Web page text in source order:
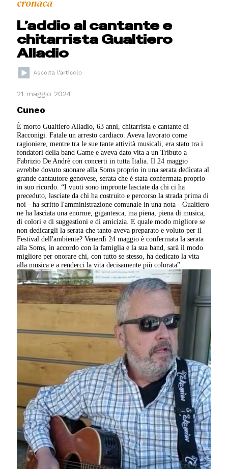
cronaca
L’addio al cantante e
chitarrista Gualtiero
Alladio
21 maggio 2024
Cuneo
È morto Gualtiero Alladio, 63 anni, chitarrista e cantante di
Racconigi. Fatale un arresto cardiaco. Aveva lavorato come
ragioniere, mentre tra le sue tante attività musicali, era stato tra i
fondatori della band Game e aveva dato vita a un Tributo a
Fabrizio De Andrè con concerti in tutta Italia. Il 24 maggio
avrebbe dovuto suonare alla Soms proprio in una serata dedicata al
grande cantautore genovese, serata che è stata confermata proprio
in suo ricordo. “I vuoti sono impronte lasciate da chi ci ha
preceduto, lasciate da chi ha costruito e percorso la strada prima di
noi - ha scritto l'amministrazione comunale in una nota - Gualtiero
ne ha lasciata una enorme, gigantesca, ma piena, piena di musica,
di colori e di suggestioni e di amicizia. E quale modo migliore se
non dedicargli la serata che tanto aveva preparato e voluto per il
Festival dell'ambiente? Venerdì 24 maggio è confermata la serata
alla Soms, in accordo con la famiglia e la sua band, sarà il modo
migliore per onorare chi, con tutto se stesso, ha dedicato la vita
alla musica e a renderci la vita decisamente più colorata”.